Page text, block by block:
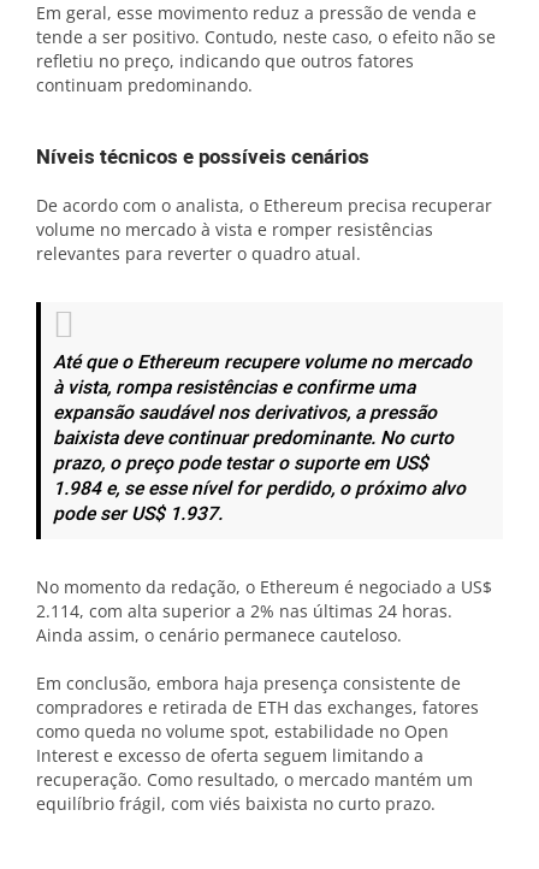
Em geral, esse movimento reduz a pressão de venda e
tende a ser positivo. Contudo, neste caso, o efeito não se
refletiu no preço, indicando que outros fatores
continuam predominando.
Níveis técnicos e possíveis cenários
De acordo com o analista, o Ethereum precisa recuperar
volume no mercado à vista e romper resistências
relevantes para reverter o quadro atual.
Até que o Ethereum recupere volume no mercado
à vista, rompa resistências e confirme uma
expansão saudável nos derivativos, a pressão
baixista deve continuar predominante. No curto
prazo, o preço pode testar o suporte em US$
1.984 e, se esse nível for perdido, o próximo alvo
pode ser US$ 1.937.
No momento da redação, o Ethereum é negociado a US$
2.114, com alta superior a 2% nas últimas 24 horas.
Ainda assim, o cenário permanece cauteloso.
Em conclusão, embora haja presença consistente de
compradores e retirada de ETH das exchanges, fatores
como queda no volume spot, estabilidade no Open
Interest e excesso de oferta seguem limitando a
recuperação. Como resultado, o mercado mantém um
equilíbrio frágil, com viés baixista no curto prazo.